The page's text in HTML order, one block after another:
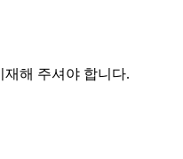
재해 주셔야 합니다.